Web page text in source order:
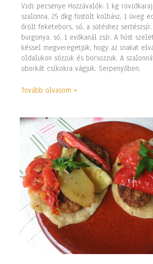
Vidi pecsenye Hozzávalók: 1 kg
szalonna, 25 dkg füstölt kolbász, 1 üveg
őrölt feketebors, só, a sütéshez
burgonya, só, 1 evőkanál zsír. A húst
késsel megveregetjük, hogy az inakat
oldalukon sózzuk és borsozzuk. A
uborkát csíkokra vágjuk. Serpenyőben,
Tovább olvasom »